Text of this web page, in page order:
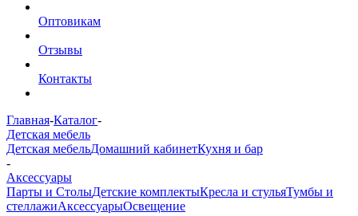
Оптовикам
Отзывы
Контакты
Главная-Каталог-
Детская мебель
Детская мебельДомашний кабинетКухня и бар
-
Аксессуары
Парты и СтолыДетские комплектыКресла и стульяТумбы и
стеллажиАксессуарыОсвещение